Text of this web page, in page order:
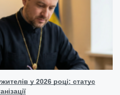
у 2026 році: статус